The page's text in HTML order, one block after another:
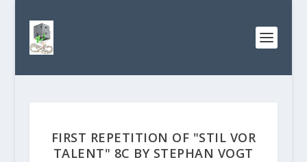
FIRST REPETITION OF "STIL VOR
TALENT" 8C BY STEPHAN VOGT